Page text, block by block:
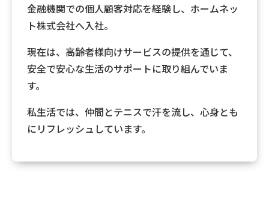
金融機関での個人顧客対応を経験し、ホームネッ
ト株式会社へ入社。
現在は、高齢者様向けサービスの提供を通じて、
安全で安心な生活のサポートに取り組んでいま
す。
私生活では、仲間とテニスで汗を流し、心身とも
にリフレッシュしています。